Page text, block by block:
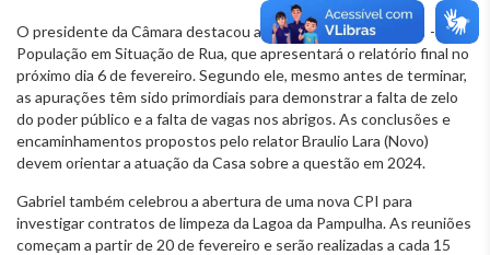
O presidente da Câmara destacou ainda os trabalhos da CPI -
População em Situação de Rua, que apresentará o relatório final no
próximo dia 6 de fevereiro. Segundo ele, mesmo antes de terminar,
as apurações têm sido primordiais para demonstrar a falta de zelo
do poder público e a falta de vagas nos abrigos. As conclusões e
encaminhamentos propostos pelo relator Braulio Lara (Novo)
devem orientar a atuação da Casa sobre a questão em 2024.
Gabriel também celebrou a abertura de uma nova CPI para
investigar contratos de limpeza da Lagoa da Pampulha. As reuniões
começam a partir de 20 de fevereiro e serão realizadas a cada 15